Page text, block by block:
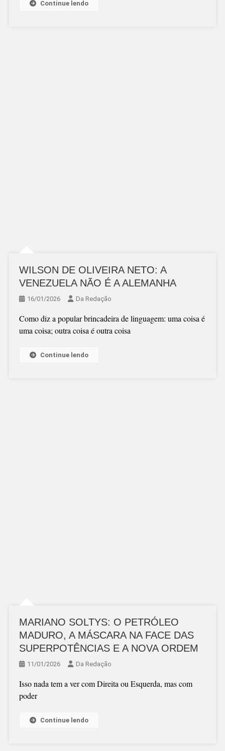
Continue lendo
WILSON DE OLIVEIRA NETO: A
VENEZUELA NÃO É A ALEMANHA
16/01/2026 Da Redação
Como diz a popular brincadeira de linguagem: uma coisa é
uma coisa; outra coisa é outra coisa
Continue lendo
MARIANO SOLTYS: O PETRÓLEO
MADURO, A MÁSCARA NA FACE DAS
SUPERPOTÊNCIAS E A NOVA ORDEM
11/01/2026 Da Redação
Isso nada tem a ver com Direita ou Esquerda, mas com
poder
Continue lendo